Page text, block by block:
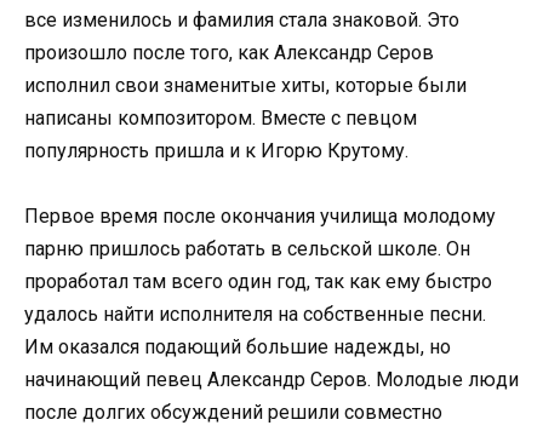
все изменилось и фамилия стала знаковой. Это
произошло после того, как Александр Серов
исполнил свои знаменитые хиты, которые были
написаны композитором. Вместе с певцом
популярность пришла и к Игорю Крутому.
Первое время после окончания училища молодому
парню пришлось работать в сельской школе. Он
проработал там всего один год, так как ему быстро
удалось найти исполнителя на собственные песни.
Им оказался подающий большие надежды, но
начинающий певец Александр Серов. Молодые люди
после долгих обсуждений решили совместно